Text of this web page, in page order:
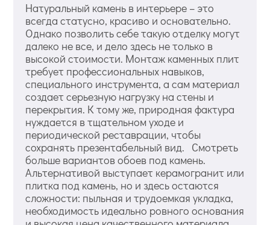
Натуральный камень в интерьере – это
всегда статусно, красиво и основательно.
Однако позволить себе такую отделку могут
далеко не все, и дело здесь не только в
высокой стоимости. Монтаж каменных плит
требует профессиональных навыков,
специального инструмента, а сам материал
создает серьезную нагрузку на стены и
перекрытия. К тому же, природная фактура
нуждается в тщательном уходе и
периодической реставрации, чтобы
сохранять презентабельный вид. Смотреть
больше вариантов обоев под камень.
Альтернативой выступает керамогранит или
плитка под камень, но и здесь остаются
сложности: пыльная и трудоемкая укладка,
необходимость идеально ровного основания